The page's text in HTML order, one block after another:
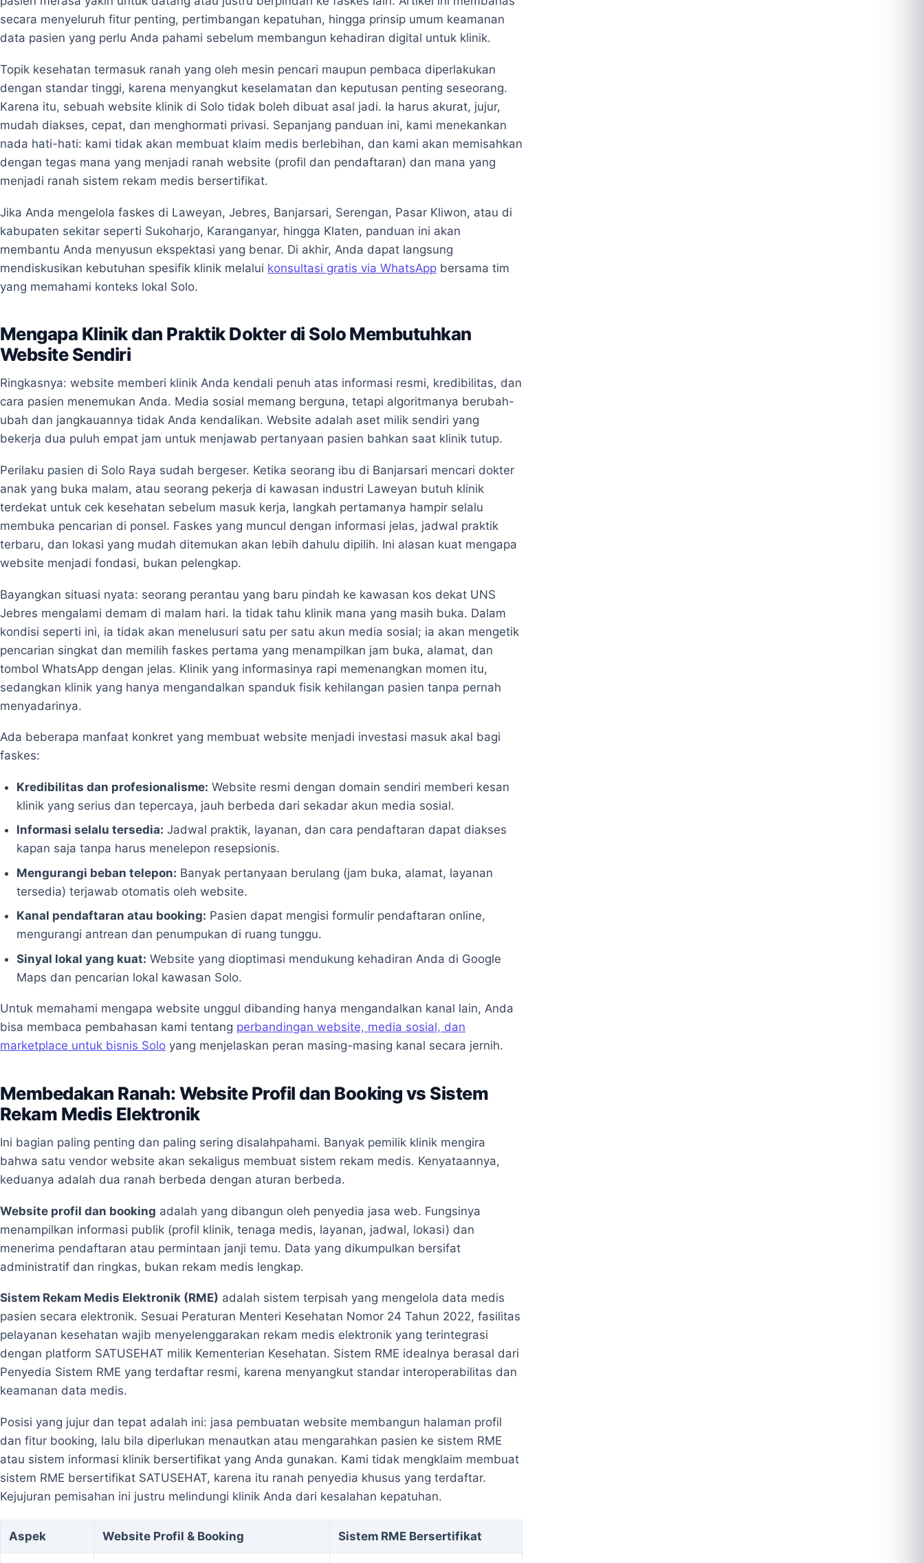
secara menyeluruh fitur penting, pertimbangan kepatuhan, hingga prinsip umum keamanan
data pasien yang perlu Anda pahami sebelum membangun kehadiran digital untuk klinik.
Topik kesehatan termasuk ranah yang oleh mesin pencari maupun pembaca diperlakukan
dengan standar tinggi, karena menyangkut keselamatan dan keputusan penting seseorang.
Karena itu, sebuah website klinik di Solo tidak boleh dibuat asal jadi. Ia harus akurat, jujur,
mudah diakses, cepat, dan menghormati privasi. Sepanjang panduan ini, kami menekankan
nada hati-hati: kami tidak akan membuat klaim medis berlebihan, dan kami akan memisahkan
dengan tegas mana yang menjadi ranah website (profil dan pendaftaran) dan mana yang
menjadi ranah sistem rekam medis bersertifikat.
Jika Anda mengelola faskes di Laweyan, Jebres, Banjarsari, Serengan, Pasar Kliwon, atau di
kabupaten sekitar seperti Sukoharjo, Karanganyar, hingga Klaten, panduan ini akan
membantu Anda menyusun ekspektasi yang benar. Di akhir, Anda dapat langsung
mendiskusikan kebutuhan spesifik klinik melalui konsultasi gratis via WhatsApp bersama tim
yang memahami konteks lokal Solo.
Mengapa Klinik dan Praktik Dokter di Solo Membutuhkan
Website Sendiri
Ringkasnya: website memberi klinik Anda kendali penuh atas informasi resmi, kredibilitas, dan
cara pasien menemukan Anda. Media sosial memang berguna, tetapi algoritmanya berubah-
ubah dan jangkauannya tidak Anda kendalikan. Website adalah aset milik sendiri yang
bekerja dua puluh empat jam untuk menjawab pertanyaan pasien bahkan saat klinik tutup.
Perilaku pasien di Solo Raya sudah bergeser. Ketika seorang ibu di Banjarsari mencari dokter
anak yang buka malam, atau seorang pekerja di kawasan industri Laweyan butuh klinik
terdekat untuk cek kesehatan sebelum masuk kerja, langkah pertamanya hampir selalu
membuka pencarian di ponsel. Faskes yang muncul dengan informasi jelas, jadwal praktik
terbaru, dan lokasi yang mudah ditemukan akan lebih dahulu dipilih. Ini alasan kuat mengapa
website menjadi fondasi, bukan pelengkap.
Bayangkan situasi nyata: seorang perantau yang baru pindah ke kawasan kos dekat UNS
Jebres mengalami demam di malam hari. Ia tidak tahu klinik mana yang masih buka. Dalam
kondisi seperti ini, ia tidak akan menelusuri satu per satu akun media sosial; ia akan mengetik
pencarian singkat dan memilih faskes pertama yang menampilkan jam buka, alamat, dan
tombol WhatsApp dengan jelas. Klinik yang informasinya rapi memenangkan momen itu,
sedangkan klinik yang hanya mengandalkan spanduk fisik kehilangan pasien tanpa pernah
menyadarinya.
Ada beberapa manfaat konkret yang membuat website menjadi investasi masuk akal bagi
faskes:
Kredibilitas dan profesionalisme: Website resmi dengan domain sendiri memberi kesan
klinik yang serius dan tepercaya, jauh berbeda dari sekadar akun media sosial.
Informasi selalu tersedia: Jadwal praktik, layanan, dan cara pendaftaran dapat diakses
kapan saja tanpa harus menelepon resepsionis.
Mengurangi beban telepon: Banyak pertanyaan berulang (jam buka, alamat, layanan
tersedia) terjawab otomatis oleh website.
Kanal pendaftaran atau booking: Pasien dapat mengisi formulir pendaftaran online,
mengurangi antrean dan penumpukan di ruang tunggu.
Sinyal lokal yang kuat: Website yang dioptimasi mendukung kehadiran Anda di Google
Maps dan pencarian lokal kawasan Solo.
Untuk memahami mengapa website unggul dibanding hanya mengandalkan kanal lain, Anda
bisa membaca pembahasan kami tentang perbandingan website, media sosial, dan
marketplace untuk bisnis Solo yang menjelaskan peran masing-masing kanal secara jernih.
Membedakan Ranah: Website Profil dan Booking vs Sistem
Rekam Medis Elektronik
Ini bagian paling penting dan paling sering disalahpahami. Banyak pemilik klinik mengira
bahwa satu vendor website akan sekaligus membuat sistem rekam medis. Kenyataannya,
keduanya adalah dua ranah berbeda dengan aturan berbeda.
Website profil dan booking adalah yang dibangun oleh penyedia jasa web. Fungsinya
menampilkan informasi publik (profil klinik, tenaga medis, layanan, jadwal, lokasi) dan
menerima pendaftaran atau permintaan janji temu. Data yang dikumpulkan bersifat
administratif dan ringkas, bukan rekam medis lengkap.
Sistem Rekam Medis Elektronik (RME) adalah sistem terpisah yang mengelola data medis
pasien secara elektronik. Sesuai Peraturan Menteri Kesehatan Nomor 24 Tahun 2022, fasilitas
pelayanan kesehatan wajib menyelenggarakan rekam medis elektronik yang terintegrasi
dengan platform SATUSEHAT milik Kementerian Kesehatan. Sistem RME idealnya berasal dari
Penyedia Sistem RME yang terdaftar resmi, karena menyangkut standar interoperabilitas dan
keamanan data medis.
Posisi yang jujur dan tepat adalah ini: jasa pembuatan website membangun halaman profil
dan fitur booking, lalu bila diperlukan menautkan atau mengarahkan pasien ke sistem RME
atau sistem informasi klinik bersertifikat yang Anda gunakan. Kami tidak mengklaim membuat
sistem RME bersertifikat SATUSEHAT, karena itu ranah penyedia khusus yang terdaftar.
Kejujuran pemisahan ini justru melindungi klinik Anda dari kesalahan kepatuhan.
Aspek Website Profil & Booking Sistem RME Bersertifikat